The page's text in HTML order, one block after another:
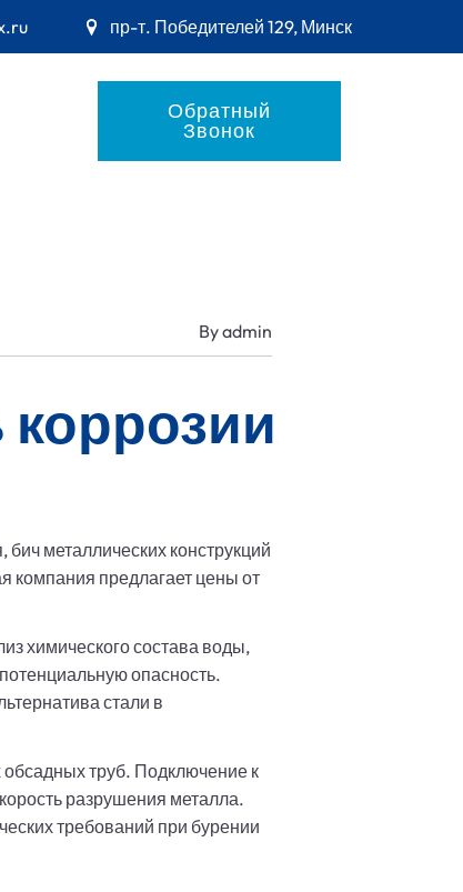
пр-т. Победителей 129, Минск
Обратный
Звонок
Byadmin
металлических конструкций
компания предлагает цены от
химического состава воды,
потенциальную опасность.
стали в
труб. Подключение к
разрушения металла.
требований при бурении